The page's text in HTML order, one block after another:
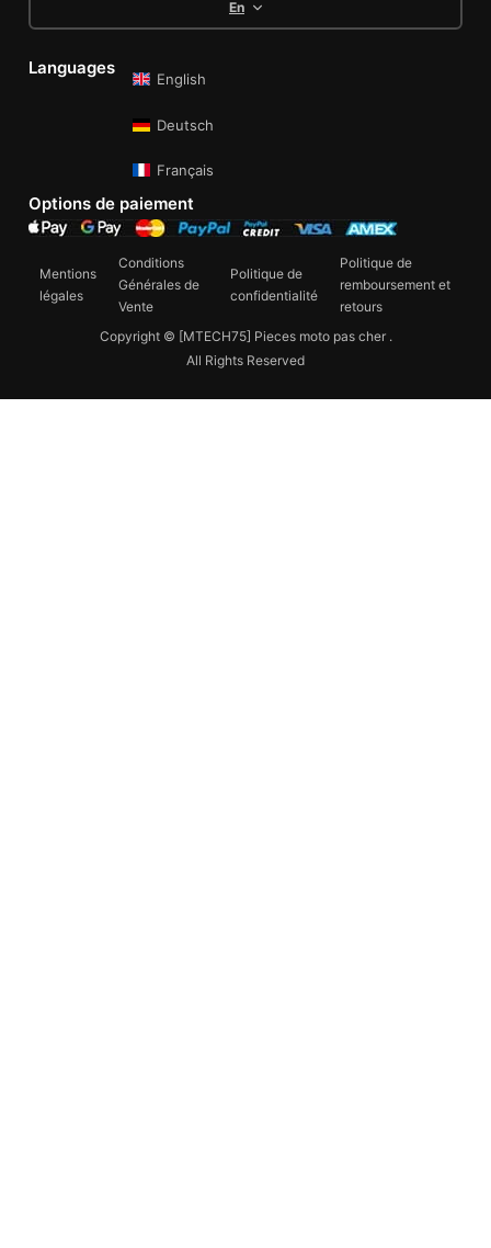
En
Languages
English
Deutsch
Français
Options de paiement
Copyright © [MTECH75] Pieces moto pas cher .
All Rights Reserved
Mentions
légales
Conditions
Générales de
Vente
Politique de
confidentialité
Politique de
remboursement et
retours